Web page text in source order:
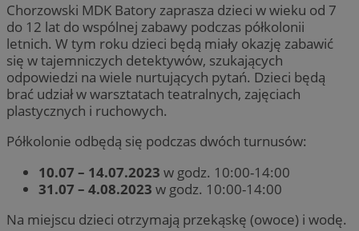
Chorzowski MDK Batory zaprasza dzieci w wieku od 7
do 12 lat do wspólnej zabawy podczas półkolonii
letnich. W tym roku dzieci będą miały okazję zabawić
się w tajemniczych detektywów, szukających
odpowiedzi na wiele nurtujących pytań. Dzieci będą
brać udział w warsztatach teatralnych, zajęciach
plastycznych i ruchowych.
Półkolonie odbędą się podczas dwóch turnusów:
10.07 – 14.07.2023 w godz. 10:00-14:00
31.07 – 4.08.2023 w godz. 10:00-14:00
Na miejscu dzieci otrzymają przekąskę (owoce) i wodę.